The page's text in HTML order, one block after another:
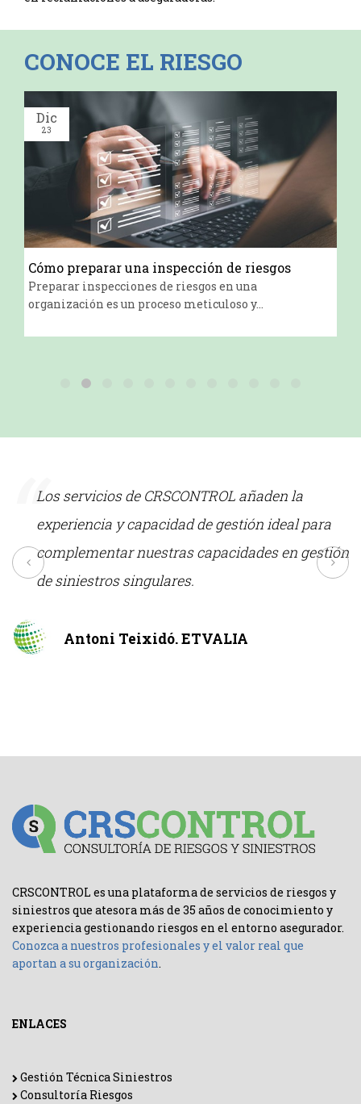
CONOCE EL RIESGO
Dic
23
Cómo preparar una inspección de riesgos
Preparar inspecciones de riesgos en una
organización es un proceso meticuloso y...
“Los servicios de CRSCONTROL añaden la
experiencia y capacidad de gestión ideal para
complementar nuestras capacidades en gestión
de siniestros singulares.
Antoni Teixidó. ETVALIA
CRSCONTROL es una plataforma de servicios de riesgos y
siniestros que atesora más de 35 años de conocimiento y
experiencia gestionando riesgos en el entorno asegurador.
Conozca a nuestros profesionales y el valor real que
aportan a su organización.
ENLACES
Gestión Técnica Siniestros
Consultoría Riesgos